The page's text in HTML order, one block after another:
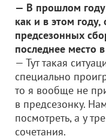
— В прошлом году
как и в этом
предсезонных
последнее место
— Тут такая
специально
то я вообще не
в предсезонку.
посмотреть, а у
сочетания.